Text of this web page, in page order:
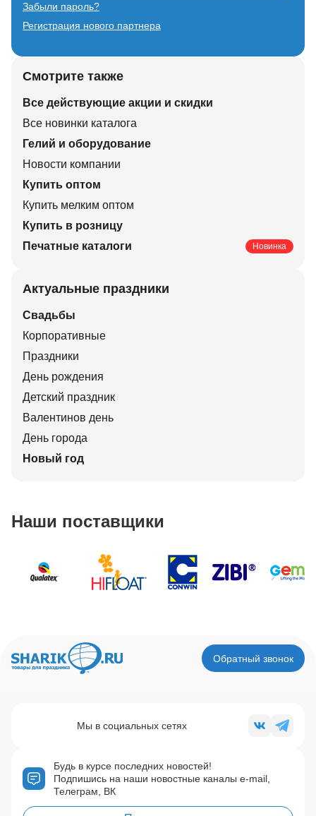
Забыли пароль?
Регистрация нового партнера
Смотрите также
Все действующие акции и скидки
Все новинки каталога
Гелий и оборудование
Новости компании
Купить оптом
Купить мелким оптом
Купить в розницу
Печатные каталоги
Новинка
Актуальные праздники
Свадьбы
Корпоративные
Праздники
День рождения
Детский праздник
Валентинов день
День города
Новый год
Наши поставщики
Обратный звонок
Будь в курсе последних новостей!
Подпишись на наши новостные каналы e-mail,
Телеграм, ВК
Мы в социальных сетях